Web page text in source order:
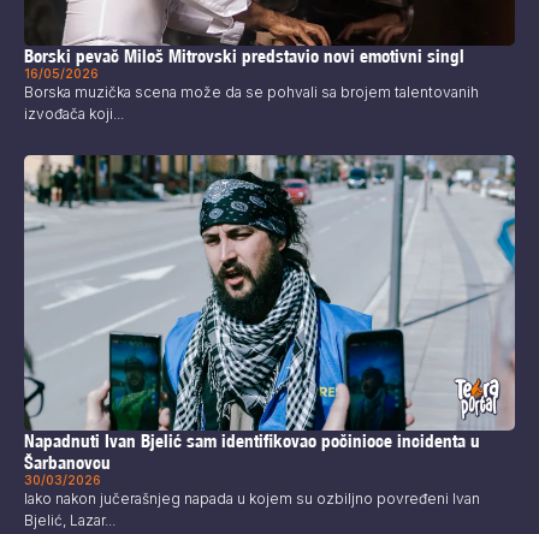
Borski pevač Miloš Mitrovski predstavio novi emotivni singl
16/05/2026
Borska muzička scena može da se pohvali sa brojem talentovanih
izvođača koji...
Napadnuti Ivan Bjelić sam identifikovao počinioce incidenta u
Šarbanovcu
30/03/2026
Iako nakon jučerašnjeg napada u kojem su ozbiljno povređeni Ivan
Bjelić, Lazar...